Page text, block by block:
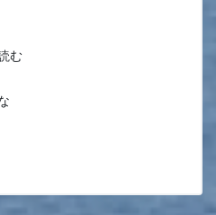
む